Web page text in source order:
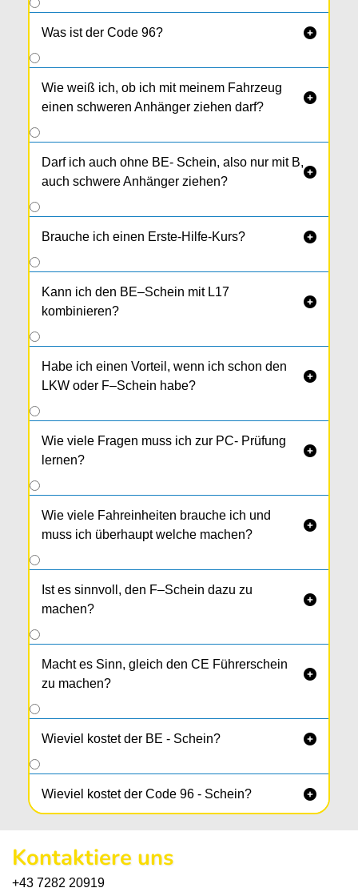
Was ist der Code 96? 
Wie weiß ich, ob ich mit meinem Fahrzeug
einen schweren Anhänger ziehen darf?

Darf ich auch ohne BE- Schein, also nur mit B,
auch schwere Anhänger ziehen?

Brauche ich einen Erste-Hilfe-Kurs? 
Kann ich den BE–Schein mit L17
kombinieren?

Habe ich einen Vorteil, wenn ich schon den
LKW oder F–Schein habe?

Wie viele Fragen muss ich zur PC- Prüfung
lernen?

Wie viele Fahreinheiten brauche ich und
muss ich überhaupt welche machen?

Ist es sinnvoll, den F–Schein dazu zu
machen?

Macht es Sinn, gleich den CE Führerschein
zu machen?

Wieviel kostet der BE - Schein? 
Wieviel kostet der Code 96 - Schein? 
Kontaktiere uns
+43 7282 20919